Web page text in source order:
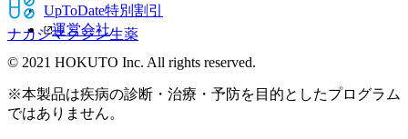
ナカジマクジン生薬
UpToDate特別割引
運営会社
© 2021 HOKUTO Inc. All rights reserved.
※本製品は疾病の診断・治療・予防を目的としたプログラム
ではありません。